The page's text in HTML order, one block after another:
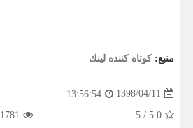
منبع: كوتاه كننده لینك
1398/04/11
13:56:54
5.0
/
5
1781